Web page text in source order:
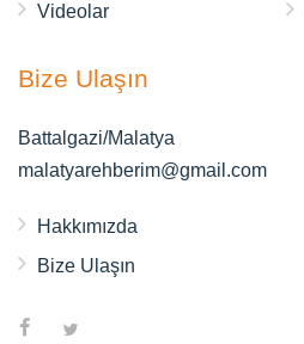
Videolar
Bize Ulaşın
Battalgazi/Malatya
malatyarehberim@gmail.com
Hakkımızda
Bize Ulaşın